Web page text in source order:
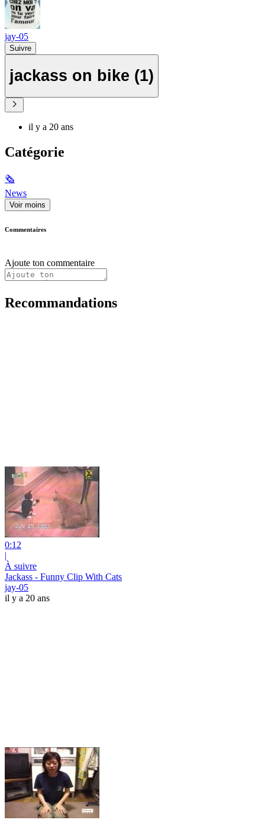
jay-05
Suivre
jackass on bike (1)
il y a 20 ans
Catégorie
🗞
News
Voir moins
Commentaires
Ajoute ton commentaire
Recommandations
0:12
|
À suivre
Jackass - Funny Clip With Cats
jay-05
il y a 20 ans